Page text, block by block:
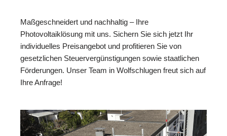
Maßgeschneidert und nachhaltig – Ihre
Photovoltaiklösung mit uns. Sichern Sie sich jetzt Ihr
individuelles Preisangebot und profitieren Sie von
gesetzlichen Steuervergünstigungen sowie staatlichen
Förderungen. Unser Team in Wolfschlugen freut sich auf
Ihre Anfrage!